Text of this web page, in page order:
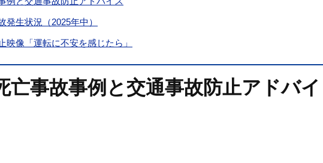
発生状況（2025年中）
映像「運転に不安を感じたら」
亡事故事例と交通事故防止アドバイ